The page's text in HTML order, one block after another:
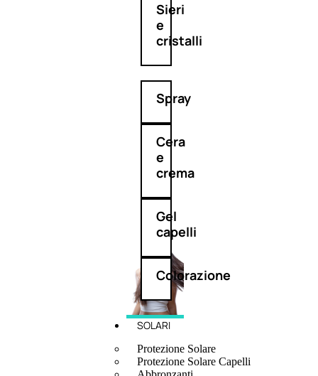
Sieri
e
cristalli
Spray
Cera
e
crema
Gel
capelli
Colorazione
SOLARI
Protezione Solare
Protezione Solare Capelli